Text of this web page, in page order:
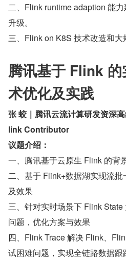
二、Flink runtime adaption 能
升级。
三、Flink on K8S 技术改造和大
腾讯基于 Flink
术优化及实践
张 蛟｜腾讯云流计算研发资深
link Contributor
议题介绍：
一、腾讯基于云原生 Flink 的背
二、基于 Flink+数据湖实现流
及效果
三、针对实时场景下 Flink
问题，优化方案与效果
四、Flink Trace 解决 Flink、
试困难问题，实现全链路数据跟